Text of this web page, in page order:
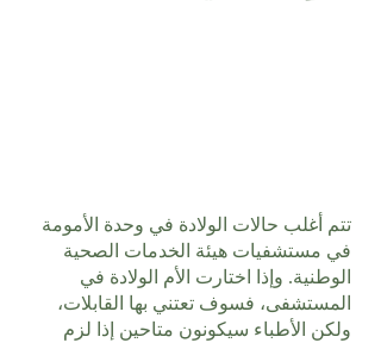
تتم أغلب حالات الولادة في وحدة الأمومة
في مستشفيات هيئة الخدمات الصحية
الوطنية. وإذا اختارت الأم الولادة في
المستشفى، فسوف تعتني بها القابلات،
ولكن الأطباء سيكونون متاحين إذا لزم